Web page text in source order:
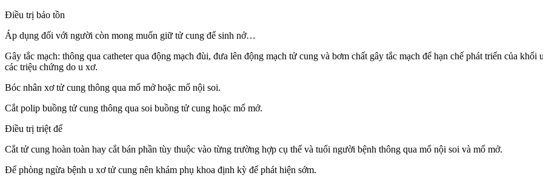
Điều trị bảo tồn
Áp dụng đối với người còn mong muốn giữ tử cung để sinh nở…
Gây tắc mạch: thông qua catheter qua động mạch đùi, đưa lên động mạch tử cung và bơm chất gây tắc mạch để hạn chế phát triển của
các triệu chứng do u xơ.
Bóc nhân xơ tử cung thông qua mổ mở hoặc mổ nội soi.
Cắt polip buồng tử cung thông qua soi buồng tử cung hoặc mổ mở.
Điều trị triệt để
Cắt tử cung hoàn toàn hay cắt bán phần tùy thuộc vào từng trường hợp cụ thể và tuổi người bệnh thông qua mổ nội soi và mổ mở.
Để phòng ngừa bệnh u xơ tử cung nên khám phụ khoa định kỳ để phát hiện sớm.